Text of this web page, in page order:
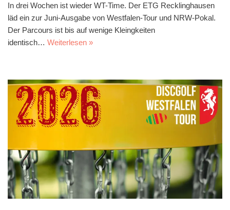
In drei Wochen ist wieder WT-Time. Der ETG Recklinghausen
läd ein zur Juni-Ausgabe von Westfalen-Tour und NRW-Pokal.
Der Parcours ist bis auf wenige Kleingkeiten
identisch… Weiterlesen »